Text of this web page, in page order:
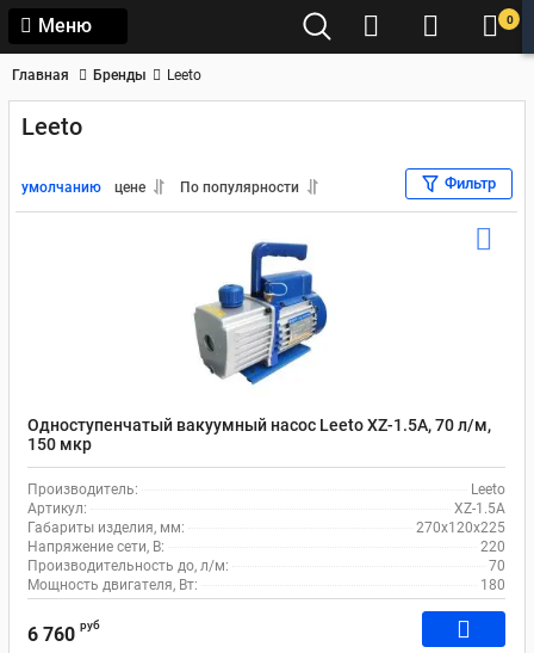
Меню 0
Главная Бренды Leeto
Leeto
умолчанию цене По популярности Фильтр
Одноступенчатый вакуумный насос Leeto XZ-1.5A, 70 л/м,
150 мкр
Производитель:
Leeto
Артикул:
XZ-1.5A
Габариты изделия, мм:
270x120x225
Напряжение сети, В:
220
Производительность до, л/м:
70
Мощность двигателя, Вт:
180
6 760 руб